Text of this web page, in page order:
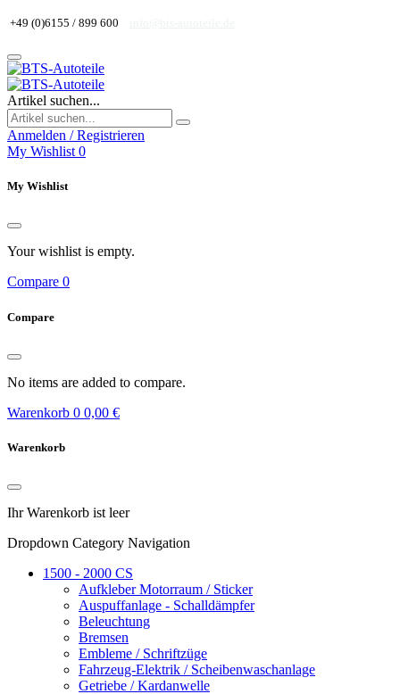
+49 (0)6155 / 899 600
Artikel suchen...
Anmelden / Registrieren
My Wishlist 0
My Wishlist
Your wishlist is empty.
Compare 0
Compare
No items are added to compare.
Warenkorb 0 0,00 €
Warenkorb
Ihr Warenkorb ist leer
Dropdown Category Navigation
1500 - 2000 CS
Aufkleber Motorraum / Sticker
Auspuffanlage - Schalldämpfer
Beleuchtung
Bremsen
Embleme / Schriftzüge
Fahrzeug-Elektrik / Scheibenwaschanlage
Getriebe / Kardanwelle